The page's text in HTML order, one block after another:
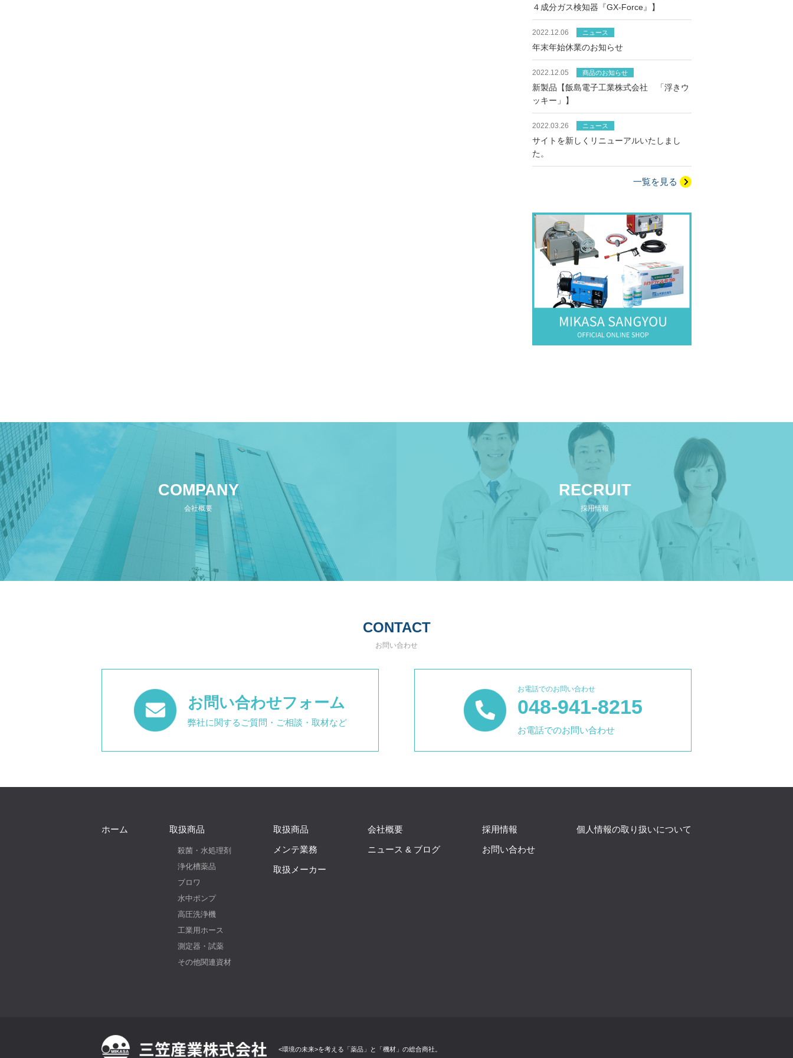
４成分ガス検知器『GX-Force』】
2022.12.06 ニュース
年末年始休業のお知らせ
2022.12.05 商品のお知らせ
新製品【飯島電子工業株式会社 「浮きウ
ッキー」】
2022.03.26 ニュース
サイトを新しくリニューアルいたしまし
た。
一覧を見る
COMPANY
会社概要
RECRUIT
採用情報
CONTACT
お問い合わせ
お問い合わせフォーム
弊社に関するご質問・ご相談・取材など
お電話でのお問い合わせ
048-941-8215
お電話でのお問い合わせ
ホーム 取扱商品
殺菌・水処理剤
浄化槽薬品
ブロワ
水中ポンプ
高圧洗浄機
工業用ホース
測定器・試薬
その他関連資材
取扱商品
メンテ業務
取扱メーカー
会社概要
ニュース & ブログ
採用情報
お問い合わせ
個人情報の取り扱いについて
<環境の未来>を考える「薬品」と「機材」の総合商社。